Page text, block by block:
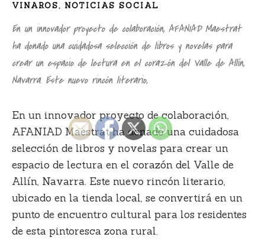
VINAROS, NOTICIAS SOCIAL
En un innovador proyecto de colaboración, AFANIAD Maestrat
ha donado una cuidadosa selección de libros y novelas para
crear un espacio de lectura en el corazón del Valle de Allín,
Navarra. Este nuevo rincón literario,
En un innovador proyecto de colaboración,
AFANIAD Maestrat ha donado una cuidadosa
selección de libros y novelas para crear un
espacio de lectura en el corazón del Valle de
Allín, Navarra. Este nuevo rincón literario,
ubicado en la tienda local, se convertirá en un
punto de encuentro cultural para los residentes
de esta pintoresca zona rural.